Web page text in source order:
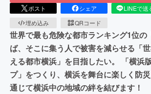
ポスト シェア LINEで送
埋め込み
QRコード
世界で最も危険な都市ランキング1位の
ば、そこに集う人で被害を減らせる「
える都市横浜」を目指したい。 「横浜
プ」をつくり、横浜を舞台に楽しく防
通じて横浜中の地域の絆を結びます！